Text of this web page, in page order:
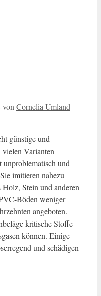
von Cornelia Umland
günstige und
Varianten
unproblematisch und
imitieren nahezu
Holz, Stein und anderen
Böden weniger
angeboten.
kritische Stoffe
können. Einige
und schädigen